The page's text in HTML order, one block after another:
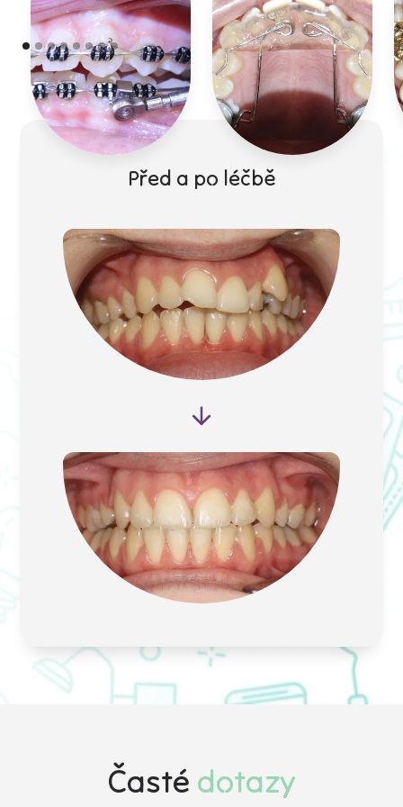
Power scope Nákusná deska
Před a po léčbě
Časté dotazy